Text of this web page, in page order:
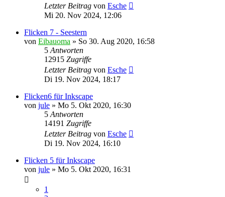
Letzter Beitrag von Esche
Mi 20. Nov 2024, 12:06
Flicken 7 - Seestern
von Eibauoma » So 30. Aug 2020, 16:58
5 Antworten
12915 Zugriffe
Letzter Beitrag von Esche
Di 19. Nov 2024, 18:17
Flicken6 für Inkscape
von jule » Mo 5. Okt 2020, 16:30
5 Antworten
14191 Zugriffe
Letzter Beitrag von Esche
Di 19. Nov 2024, 16:10
Flicken 5 für Inkscape
von jule » Mo 5. Okt 2020, 16:31
1